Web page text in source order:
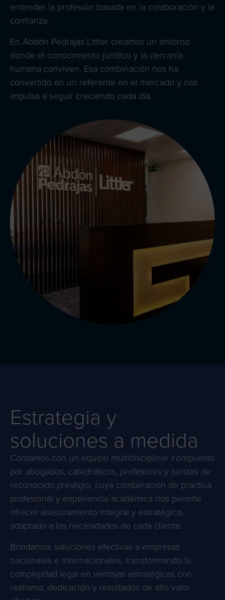
entender la profesión basada en la colaboración y la
confianza.
En Abdón Pedrajas Littler creamos un entorno
donde el conocimiento jurídico y la cercanía
humana conviven. Esa combinación nos ha
convertido en un referente en el mercado y nos
impulsa a seguir creciendo cada día.
Estrategia y
soluciones a medida
Contamos con un equipo multidisciplinar compuesto
por abogados, catedráticos, profesores y juristas de
reconocido prestigio, cuya combinación de práctica
profesional y experiencia académica nos permite
ofrecer asesoramiento integral y estratégico,
adaptado a las necesidades de cada cliente.
Brindamos soluciones efectivas a empresas
nacionales e internacionales, transformando la
complejidad legal en ventajas estratégicas con
realismo, dedicación y resultados de alto valor